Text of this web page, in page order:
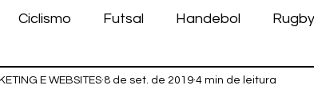
Ciclismo Futsal Handebol
Feminino Atletismo EC Taubaté
E WEBSITES 8 de set. de 2019 4 min de leitura